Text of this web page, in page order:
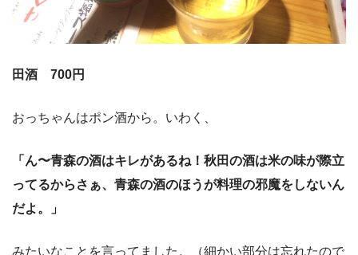
田酒 700円
おっちゃんはポン酒から。いわく、
「ん〜青森の酒はキレがあるね！秋田の酒は米の味が際立
ってるからさぁ、青森の酒のほうが料理の邪魔をしないん
だよ。」
みたいなことを言ってました。（細かい部分は忘れたので